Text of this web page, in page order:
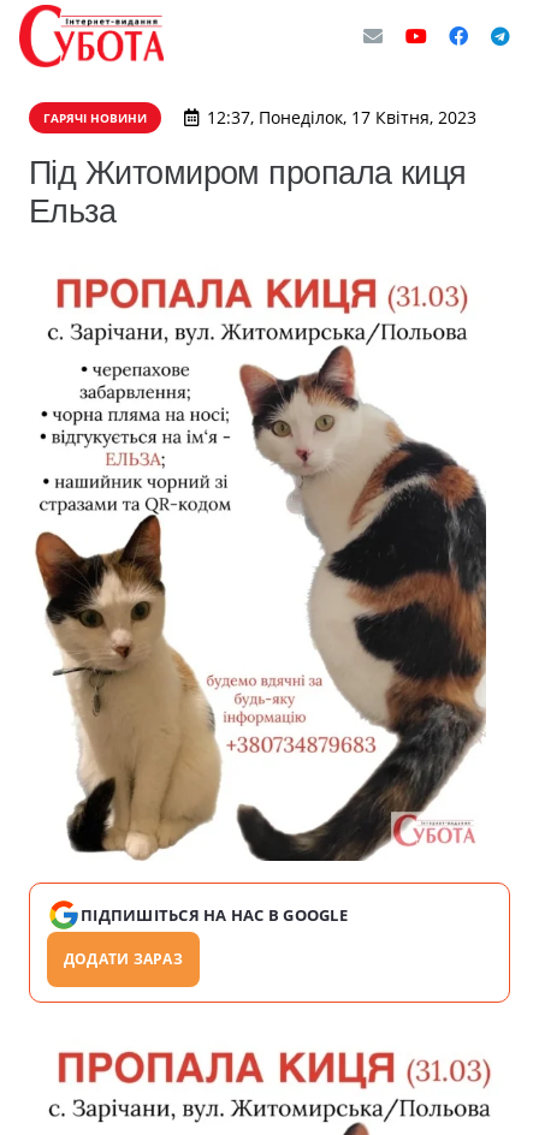
ГАРЯЧІ НОВИНИ 12:37, Понеділок, 17 Квітня, 2023
Під Житомиром пропала киця
Ельза
ПІДПИШІТЬСЯ НА НАС В GOOGLE
ДОДАТИ ЗАРАЗ